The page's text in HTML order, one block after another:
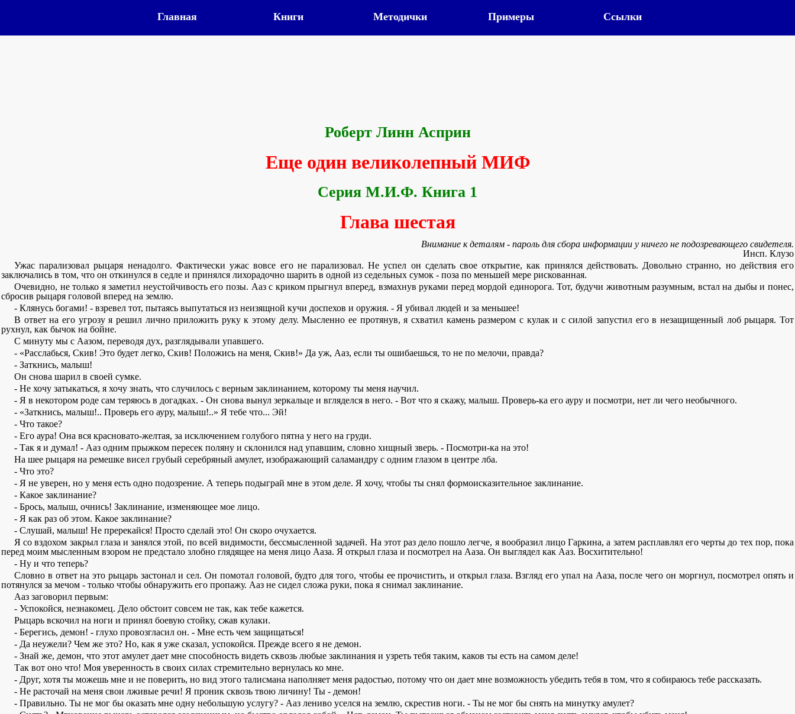
Главная Книги Методички Примеры Ссылки
Роберт Линн Асприн
Еще один великолепный МИФ
Серия М.И.Ф. Книга 1
Глава шестая
Внимание к деталям - пароль для сбора информации у ничего не подозревающего свидетеля.
Инсп. Клузо
Ужас парализовал рыцаря ненадолго. Фактически ужас вовсе его не парализовал. Не успел он сделать свое открытие, как принялся действовать. Довольно странно, но действия его
заключались в том, что он откинулся в седле и принялся лихорадочно шарить в одной из седельных сумок - поза по меньшей мере рискованная.
Очевидно, не только я заметил неустойчивость его позы. Ааз с криком прыгнул вперед, взмахнув руками перед мордой единорога. Тот, будучи животным разумным, встал на дыбы и понес,
сбросив рыцаря головой вперед на землю.
- Клянусь богами! - взревел тот, пытаясь выпутаться из неизящной кучи доспехов и оружия. - Я убивал людей и за меньшее!
В ответ на его угрозу я решил лично приложить руку к этому делу. Мысленно ее протянув, я схватил камень размером с кулак и с силой запустил его в незащищенный лоб рыцаря. Тот
рухнул, как бычок на бойне.
С минуту мы с Аазом, переводя дух, разглядывали упавшего.
- «Расслабься, Скив! Это будет легко, Скив! Положись на меня, Скив!» Да уж, Ааз, если ты ошибаешься, то не по мелочи, правда?
- Заткнись, малыш!
Он снова шарил в своей сумке.
- Не хочу затыкаться, я хочу знать, что случилось с верным заклинанием, которому ты меня научил.
- Я в некотором роде сам теряюсь в догадках. - Он снова вынул зеркальце и вгляделся в него. - Вот что я скажу, малыш. Проверь-ка его ауру и посмотри, нет ли чего необычного.
- «Заткнись, малыш!.. Проверь его ауру, малыш!..» Я тебе что... Эй!
- Что такое?
- Его аура! Она вся красновато-желтая, за исключением голубого пятна у него на груди.
- Так я и думал! - Ааз одним прыжком пересек поляну и склонился над упавшим, словно хищный зверь. - Посмотри-ка на это!
На шее рыцаря на ремешке висел грубый серебряный амулет, изображающий саламандру с одним глазом в центре лба.
- Что это?
- Я не уверен, но у меня есть одно подозрение. А теперь подыграй мне в этом деле. Я хочу, чтобы ты снял формоисказительное заклинание.
- Какое заклинание?
- Брось, малыш, очнись! Заклинание, изменяющее мое лицо.
- Я как раз об этом. Какое заклинание?
- Слушай, малыш! Не пререкайся! Просто сделай это! Он скоро очухается.
Я со вздохом закрыл глаза и занялся этой, по всей видимости, бессмысленной задачей. На этот раз дело пошло легче, я вообразил лицо Гаркина, а затем расплавлял его черты до тех пор, пока
перед моим мысленным взором не предстало злобно глядящее на меня лицо Ааза. Я открыл глаза и посмотрел на Ааза. Он выглядел как Ааз. Восхитительно!
- Ну и что теперь?
Словно в ответ на это рыцарь застонал и сел. Он помотал головой, будто для того, чтобы ее прочистить, и открыл глаза. Взгляд его упал на Ааза, после чего он моргнул, посмотрел опять и
потянулся за мечом - только чтобы обнаружить его пропажу. Ааз не сидел сложа руки, пока я снимал заклинание.
Ааз заговорил первым:
- Успокойся, незнакомец. Дело обстоит совсем не так, как тебе кажется.
Рыцарь вскочил на ноги и принял боевую стойку, сжав кулаки.
- Берегись, демон! - глухо провозгласил он. - Мне есть чем защищаться!
- Да неужели? Чем же это? Но, как я уже сказал, успокойся. Прежде всего я не демон.
- Знай же, демон, что этот амулет дает мне способность видеть сквозь любые заклинания и узреть тебя таким, каков ты есть на самом деле!
Так вот оно что! Моя уверенность в своих силах стремительно вернулась ко мне.
- Друг, хотя ты можешь мне и не поверить, но вид этого талисмана наполняет меня радостью, потому что он дает мне возможность убедить тебя в том, что я собираюсь тебе рассказать.
- Не расточай на меня свои лживые речи! Я проник сквозь твою личину! Ты - демон!
- Правильно. Ты не мог бы оказать мне одну небольшую услугу? - Ааз лениво уселся на землю, скрестив ноги. - Ты не мог бы снять на минутку амулет?